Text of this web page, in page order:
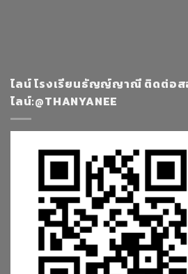
ไลน์ โรงเรียนธัญญ์ญาณี ติดต่อส
ไลน์:@THANYANEE